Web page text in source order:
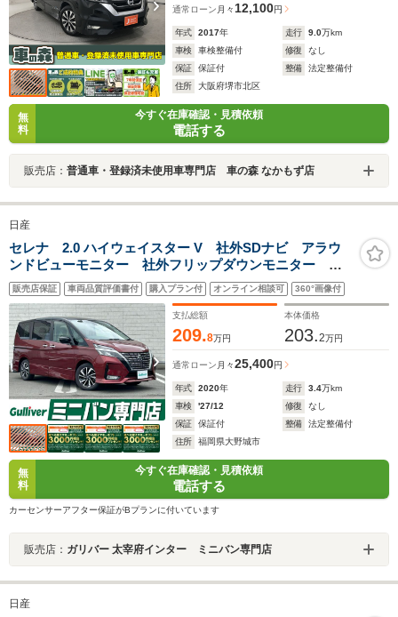
通常ローン 月々12,100円
年式 2017年 走行 9.0万km
車検
車検整備付 修復
なし
保証
保証付 整備
法定整備付
住所
大阪府堺市北区
無
料
今すぐ在庫確認・見積依頼
電話する
販売店： 普通車・登録済未使用車専門店 車の森 なかもず店
日産
セレナ 2.0 ハイウェイスター V 社外SDナビ アラウ
ンドビューモニター 社外フリップダウンモニター プ
ロパイロット エマージェンシーブレーキ コーナーセ
ンサー BSM 両側電動 ETC USBポート 純正LED
ヘッドライト
販売店保証 車両品質評価書付 購入プラン付 オンライン相談可 360°画像付
支払総額
209.8万円
本体価格
203.2万円
通常ローン 月々25,400円
年式 2020年 走行 3.4万km
車検
'27/12 修復
なし
保証
保証付 整備
法定整備付
住所
福岡県大野城市
無
料
今すぐ在庫確認・見積依頼
電話する
カーセンサーアフター保証がBプランに付いています
販売店： ガリバー 太宰府インター ミニバン専門店
日産